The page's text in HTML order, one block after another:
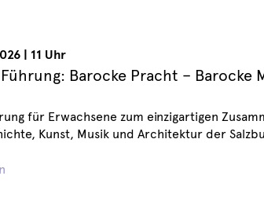
| 11 Uhr
Barocke Pracht – Barocke
für Erwachsene zum einzigartigen
Kunst, Musik und Architektur der